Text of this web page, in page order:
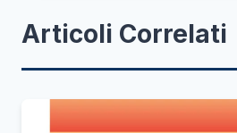
Articoli Correlati